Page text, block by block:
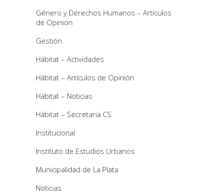
Género y Derechos Humanos – Artículos
de Opinión
Gestión
Hábitat – Actividades
Hábitat – Artículos de Opinión
Hábitat – Noticias
Hábitat – Secretaría CS
Institucional
Instituto de Estudios Urbanos
Municipalidad de La Plata
Noticias